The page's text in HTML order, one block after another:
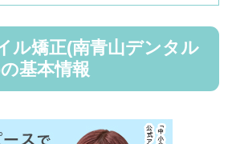
ル矯正(南青山デンタル
基本情報